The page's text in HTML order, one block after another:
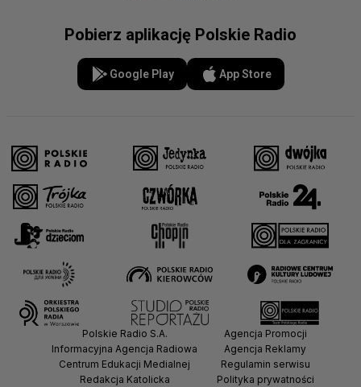
Pobierz aplikację Polskie Radio
Google Play App Store
Polskie Radio S.A.
Informacyjna Agencja Radiowa
Centrum Edukacji Medialnej
Redakcja Katolicka
Agencja Promocji
Agencja Reklamy
Regulamin serwisu
Polityka prywatności